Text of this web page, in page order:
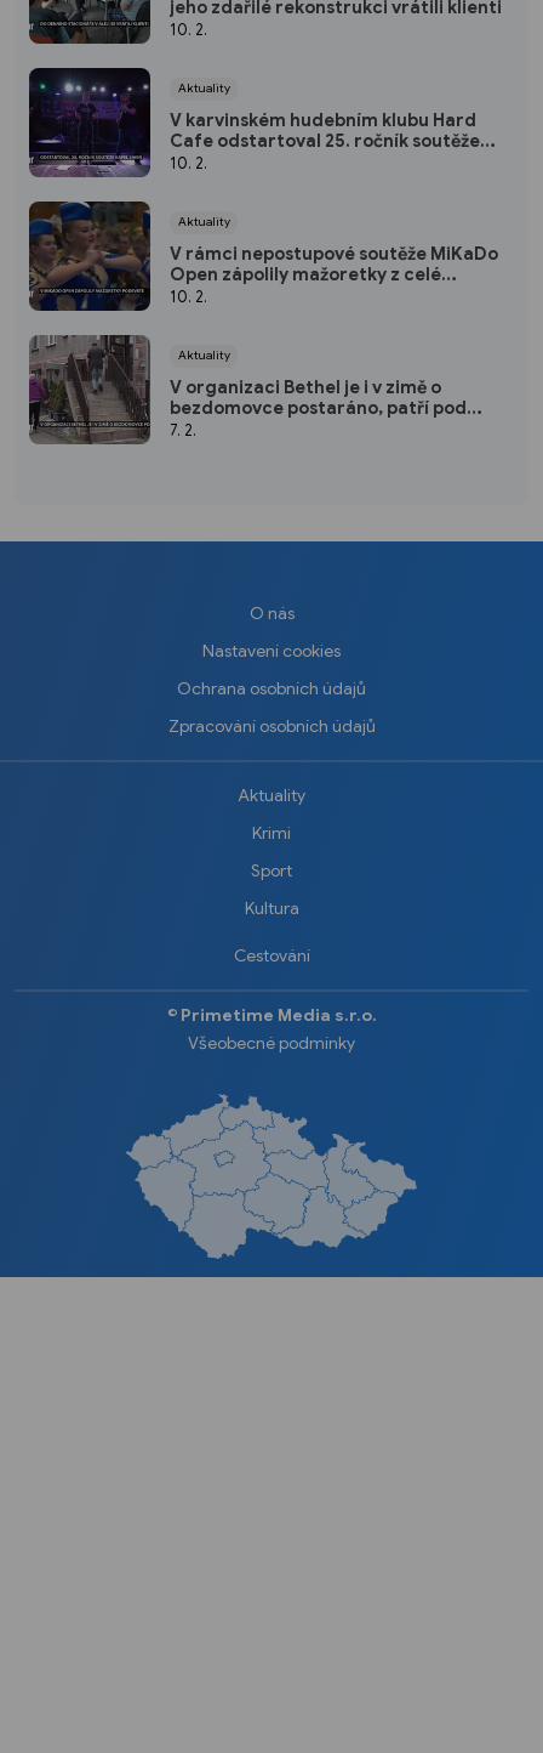
jeho zdařilé rekonstrukci vrátili klienti
10. 2.
Aktuality
V karvinském hudebním klubu Hard
Cafe odstartoval 25. ročník soutěže
kapel Líheň
10. 2.
Aktuality
V rámci nepostupové soutěže MiKaDo
Open zápolily mažoretky z celé
republiky podeváté
10. 2.
Aktuality
V organizaci Bethel je i v zimě o
bezdomovce postaráno, patří pod
Slezskou diakonii
7. 2.
O nás
Nastavení cookies
Ochrana osobních údajů
Zpracování osobních údajů
Aktuality
Krimi
Sport
Kultura
Cestování
©️ Primetime Media s.r.o.
Všeobecné podmínky